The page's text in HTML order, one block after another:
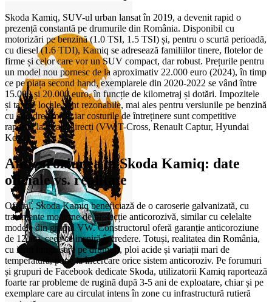
Skoda Kamiq, SUV-ul urban lansat în 2019, a devenit rapid o
prezență constantă pe drumurile din România. Disponibil cu
motorizări pe benzină (1.0 TSI, 1.5 TSI) și, pentru o scurtă perioadă,
cu diesel (1.6 TDI), Kamiq se adresează familiilor tinere, flotelor de
firme și celor care vor un SUV compact, dar robust. Prețurile pentru
un model nou pornesc de la aproximativ 22.000 euro (2024), în timp
ce pe piața second hand, exemplarele din 2020-2022 se vând între
15.000 și 20.000 euro, în funcție de kilometraj și dotări. Impozitele
și taxele locale sunt rezonabile, mai ales pentru versiunile pe benzină
cu cilindree mică, iar costurile de întreținere sunt competitive
raportat la rivalii direcți (VW T-Cross, Renault Captur, Hyundai
Kona).
Anticoroziunea la Skoda Kamiq: date
oficiale vs. realitate
Oficial, Skoda Kamiq beneficiază de o caroserie galvanizată, cu
tratamente moderne de protecție anticorozivă, similar cu celelalte
modele din grupul VW. Constructorul oferă garanție anticoroziune
de 12 ani, ceea ce inspiră încredere. Totuși, realitatea din România,
cu ierni lungi, sare pe drumuri, ploi acide și variații mari de
temperatură, pune la încercare orice sistem anticoroziv. Pe forumuri
și grupuri de Facebook dedicate Skoda, utilizatorii Kamiq raportează
foarte rar probleme de rugină după 3-5 ani de exploatare, chiar și pe
exemplare care au circulat intens în zone cu infrastructură rutieră